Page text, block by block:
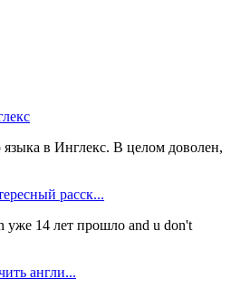
в Инглекс. В целом доволен,
расск...
уже 14 лет прошло and u don't
англи...